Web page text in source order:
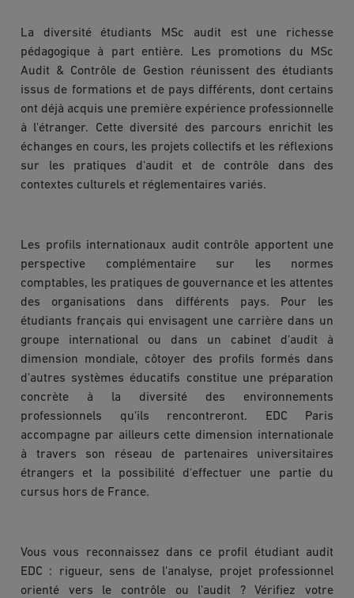
La diversité étudiants MSc audit est une richesse
pédagogique à part entière. Les promotions du MSc
Audit & Contrôle de Gestion réunissent des étudiants
issus de formations et de pays différents, dont certains
ont déjà acquis une première expérience professionnelle
à l'étranger. Cette diversité des parcours enrichit les
échanges en cours, les projets collectifs et les réflexions
sur les pratiques d'audit et de contrôle dans des
contextes culturels et réglementaires variés.
Les profils internationaux audit contrôle apportent une
perspective complémentaire sur les normes
comptables, les pratiques de gouvernance et les attentes
des organisations dans différents pays. Pour les
étudiants français qui envisagent une carrière dans un
groupe international ou dans un cabinet d'audit à
dimension mondiale, côtoyer des profils formés dans
d'autres systèmes éducatifs constitue une préparation
concrète à la diversité des environnements
professionnels qu'ils rencontreront. EDC Paris
accompagne par ailleurs cette dimension internationale
à travers son réseau de partenaires universitaires
étrangers et la possibilité d'effectuer une partie du
cursus hors de France.
Vous vous reconnaissez dans ce profil étudiant audit
EDC : rigueur, sens de l'analyse, projet professionnel
orienté vers le contrôle ou l'audit ? Vérifiez votre